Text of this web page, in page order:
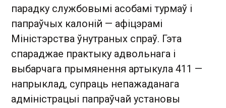
парадку службовымі асобамі турмаў і
папраўчых калоній — афіцэрамі
Міністэрства ўнутраных спраў. Гэта
спараджае практыку адвольнага і
выбарчага прымянення артыкула 411 —
напрыклад, супраць непажаданага
адміністрацыі папраўчай установы